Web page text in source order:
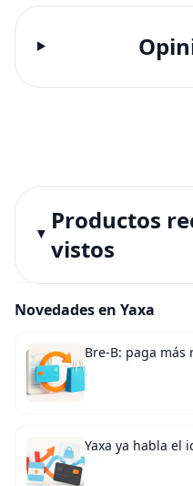
Productos
vistos
Novedades en Yaxa
Bre-B: paga
Yaxa ya habla el